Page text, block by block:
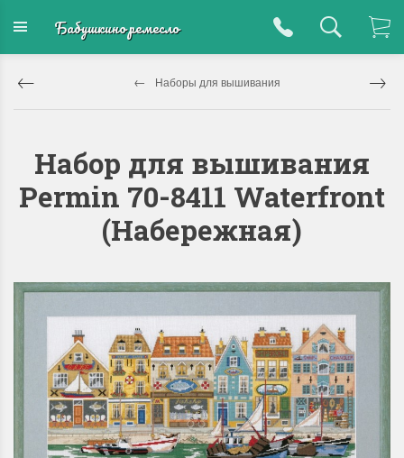
Бабушкино ремесло
Наборы для вышивания
Набор для вышивания
Permin 70-8411 Waterfront
(Набережная)